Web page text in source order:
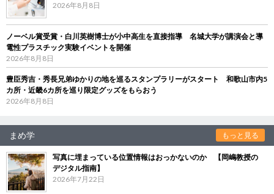
2026年8月8日
ノーベル賞受賞・白川英樹博士が小中高生を直接指導 名城大学が講演会と導
電性プラスチック実験イベントを開催
2026年8月8日
豊臣秀吉・秀長兄弟ゆかりの地を巡るスタンプラリーがスタート 和歌山市内5
カ所・近畿6カ所を巡り限定グッズをもらおう
2026年8月8日
まめ学 もっと見る
写真に埋まっている位置情報はおっかないのか 【岡嶋教授の
デジタル指南】
2026年7月22日